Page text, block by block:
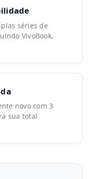
séries de
VivoBook,
novo com 3
sua total